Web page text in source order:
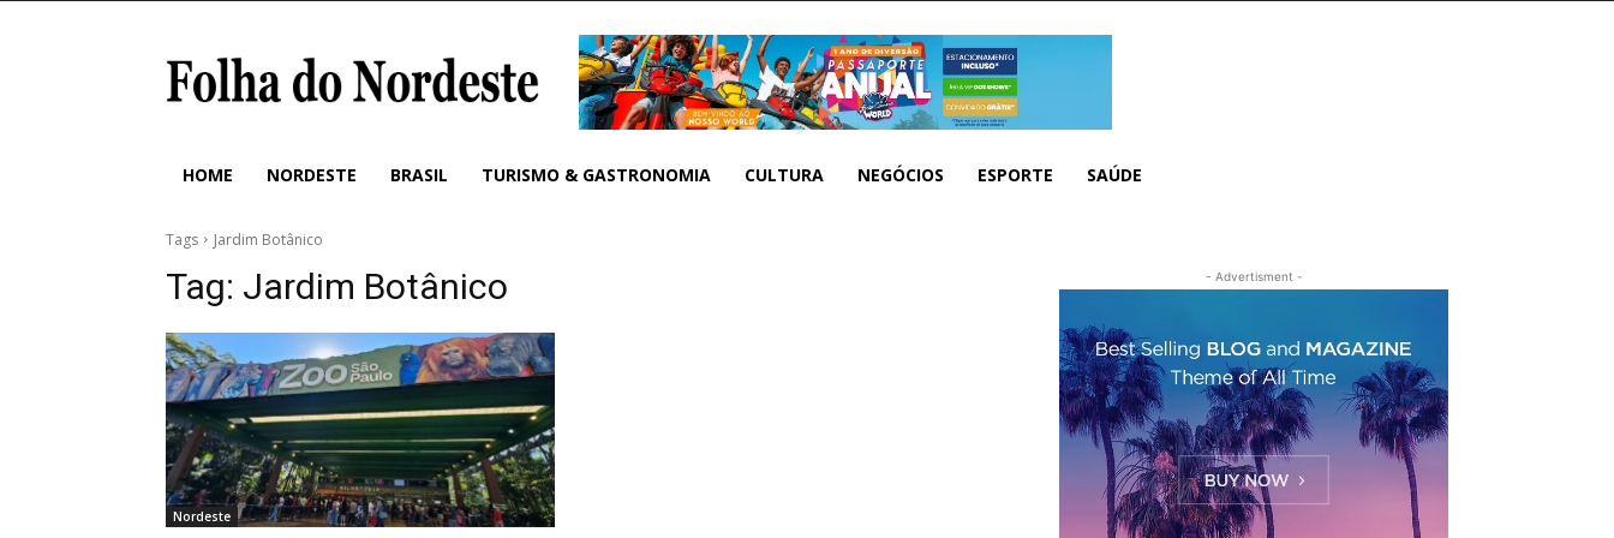
HOME NORDESTE BRASIL TURISMO & GASTRONOMIA CULTURA NEGÓCIOS ESPORTE SAÚDE
Tags Jardim Botânico
Tag: Jardim Botânico
Nordeste
- Advertisment -